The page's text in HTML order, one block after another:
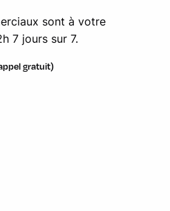
sont à votre
7 jours sur 7.
gratuit)